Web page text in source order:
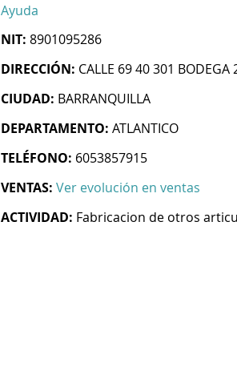
Ayuda
NIT: 8901095286
DIRECCIÓN: CALLE 69 40 301 BODEGA
CIUDAD: BARRANQUILLA
DEPARTAMENTO: ATLANTICO
TELÉFONO: 6053857915
VENTAS: Ver evolución en ventas
ACTIVIDAD: Fabricacion de otros